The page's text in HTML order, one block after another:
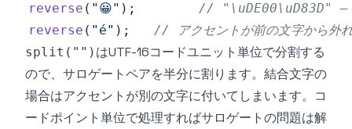
reverse ( "😀" ) ;
// "\uDE00\uD83D" —
reverse ( "é" ) ;
// アクセントが前の文字から
split("") はUTF-16コードユニット単位で分割する
ので、サロゲートペアを半分に割ります。結合文字の
場合はアクセントが別の文字に付いてしまいます。コ
ードポイント単位で処理すればサロゲートの問題は解